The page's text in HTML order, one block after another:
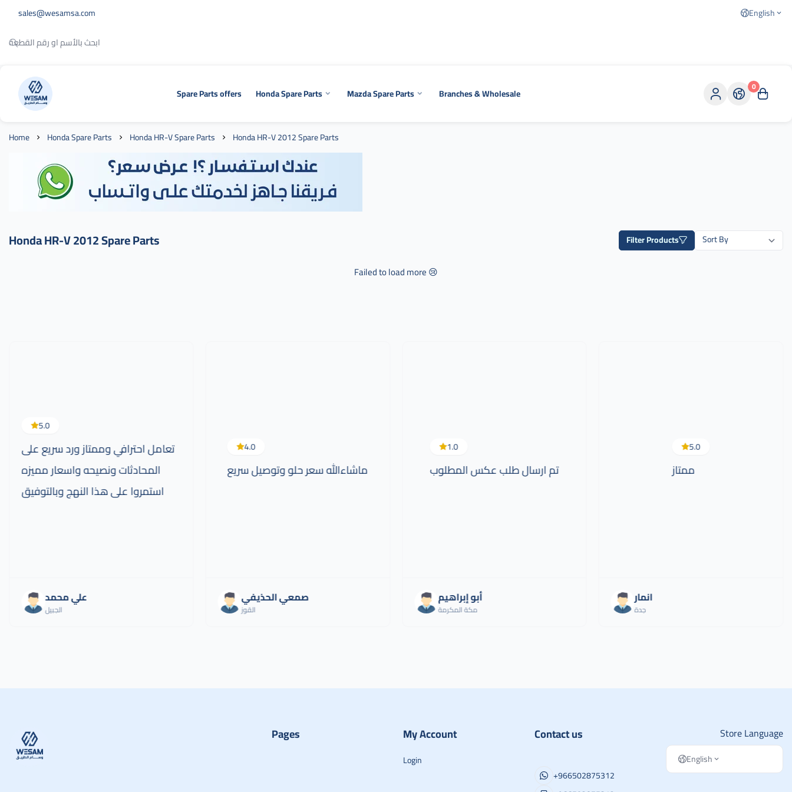
sales@wesamsa.com English
وسام الطريق Spare Parts offers Honda Spare Parts Mazda Spare Parts Branches & Wholesale 0
Home Honda Spare Parts Honda HR-V Spare Parts Honda HR-V 2012 Spare Parts
Honda HR-V 2012 Spare Parts Filter Products
Failed to load more 😢
5.0
تعامل احترافي وممتاز ورد سريع على
المحادثات ونصيحه واسعار مميزه
استمروا على هذا النهج وبالتوفيق
علي محمد
الجبيل
4.0
ماشاءالله سعر حلو وتوصيل سريع
صمعي الحذيفي
القوز
1.0
تم ارسال طلب عكس المطلوب
أبو إبراهيم
مكة المكرمة
5.0
ممتاز
انمار
جدة
Pages My Account
Login
Contact us
+966502875312
Store Language
English